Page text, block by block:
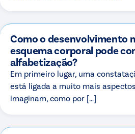
Como o desenvolvimento
esquema corporal pode
alfabetização?
Em primeiro lugar, uma
está ligada a muito mais
imaginam, como por […]